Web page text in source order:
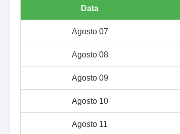
Data
Agosto 07
Agosto 08
Agosto 09
Agosto 10
Agosto 11